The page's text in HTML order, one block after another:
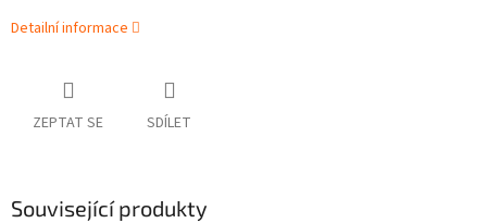
Detailní informace
ZEPTAT SE SDÍLET
Související produkty